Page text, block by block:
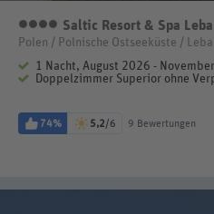
4 Sterne
Saltic Resort & Spa Leba
Polen / Polnische Ostseeküste / Leba
1 Nacht, August 2026 -
Doppelzimmer Superior ohne
74% 5,2/6 9 Bewertungen